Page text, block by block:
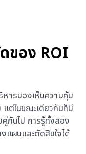
ของ ROI
ารมองเห็นความคุ้ม
แต่ในขณะเดียวกันก็มี
คู่กันไป การรู้ทั้งสอง
งแผนและตัดสินใจได้